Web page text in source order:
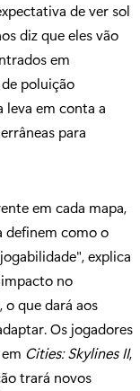
de ver sol
diz que eles vão
em
poluição
leva em conta a
para
em cada mapa,
definem como o
explica
impacto no
que dará aos
Os jogadores
Cities: Skylines II,
trará novos